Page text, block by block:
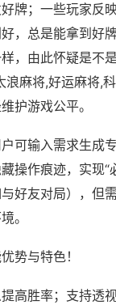
牌；一些玩家反
，总是能拿到好
，由此怀疑是不
麻将,好运麻将,科
护游戏公平。
可输入需求生成
操作痕迹，实现“
好友对局），但
。
势与特色！
高胜率；支持透